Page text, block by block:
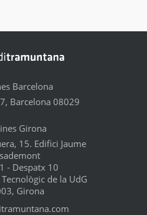
Barcelona
Barcelona 08029
Girona
15. Edifici Jaume
- Despatx 10
de la UdG
Girona